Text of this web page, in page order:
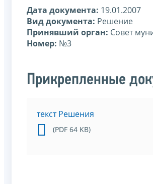
Дата документа: 19.01.2007
Вид документа: Решение
Принявший орган: Совет
Номер: №3
Прикрепленные
текст Решения
(PDF 64 KB)